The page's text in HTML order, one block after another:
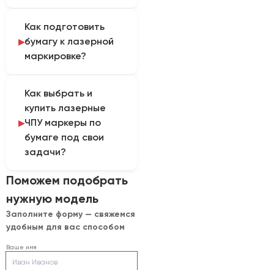
плотности, цвета,
покрытия, размера
кода, фокуса и
параметры учитывают
при настройке и
тестовой обработке.
Как подготовить
бумагу к лазерной
маркировке?
без контроля в зоне
луча. Также нужны
вытяжка, датчики и
корректная
синхронизация с
Как выбрать и
купить лазерные
ЧПУ маркеры по
бумаге под свои
задачи?
Для подготовки
определить: плотность,
цвет и покрытие бумаги,
размер кода, скорость
подачи, формат
изделий и требования к
Поможем подобрать
нужную модель
Заполните форму — свяжемся
удобным для вас способом
Ваше имя